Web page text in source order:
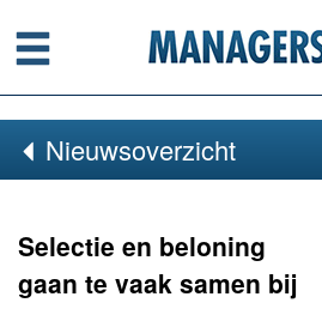
Menu
Nieuwsoverzicht
Selectie en beloning
gaan te vaak samen bij